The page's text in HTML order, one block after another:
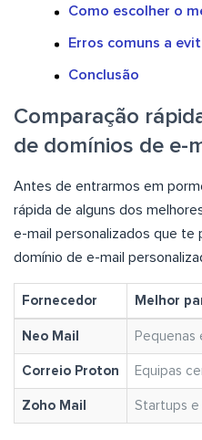
Como escolher o
Erros comuns a
Conclusão
Comparação
de domínios de e-
Antes de entrarmos em
rápida de alguns dos
e-mail personalizados que te
domínio de e-mail
Fornecedor Melhor
Neo Mail Pequenas
Correio Proton Equipas
Zoho Mail Startups e